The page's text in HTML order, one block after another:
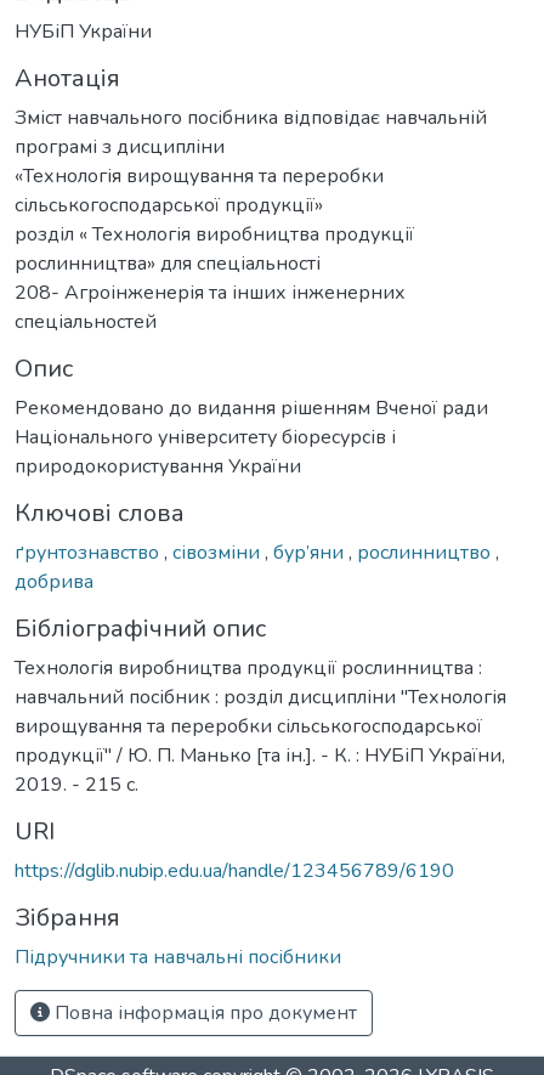
НУБіП України
Анотація
Зміст навчального посібника відповідає навчальній
програмі з дисципліни
«Технологія вирощування та переробки
сільськогосподарської продукції»
розділ « Технологія виробництва продукції
рослинництва» для спеціальності
208- Агроінженерія та інших інженерних
спеціальностей
Опис
Рекомендовано до видання рішенням Вченої ради
Національного університету біоресурсів і
природокористування України
Ключові слова
ґрунтознавство , сівозміни , бур’яни , рослинництво ,
добрива
Бібліографічний опис
Технологія виробництва продукції рослинництва :
навчальний посібник : розділ дисципліни "Технологія
вирощування та переробки сільськогосподарської
продукції" / Ю. П. Манько [та ін.]. - К. : НУБіП України,
2019. - 215 с.
URI
https://dglib.nubip.edu.ua/handle/123456789/6190
Зібрання
Підручники та навчальні посібники
Повна інформація про документ